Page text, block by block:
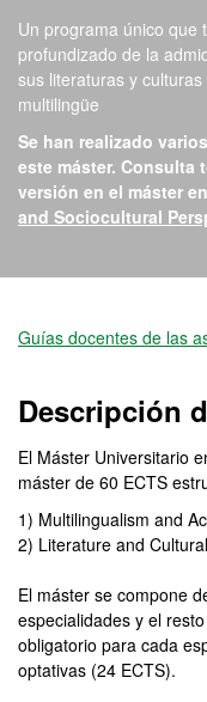
Un programa único que
profundizado de la
sus literaturas y
multilingüe
Se han realizado
este máster. Consulta
versión en el máster en
and Sociocultural
Máster
Guías docentes de las
Descripción
El Máster Universitario
máster de 60 ECTS
1) Multilingualism and
2) Literature and
El máster se compone
especialidades y el
obligatorio para cada
optativas (24 ECTS).